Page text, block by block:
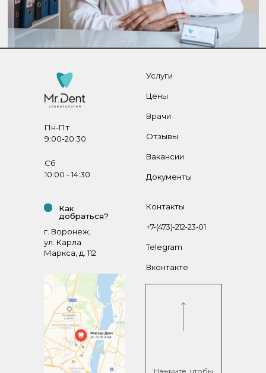
Контакты
+7-(473)-212-23-01
Telegram
Вконтакте
Услуги
Цены
Врачи
Отзывы
Нажмите, чтобы
Пн-Пт
9:00-20:30
Сб
10:00 - 14:30
Документы
Вакансии
Как
добраться?
г. Воронеж,
ул. Карла
Маркса, д. 112